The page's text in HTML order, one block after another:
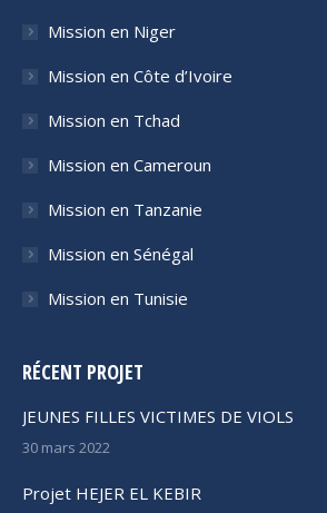
Mission en Niger
Mission en Côte d’Ivoire
Mission en Tchad
Mission en Cameroun
Mission en Tanzanie
Mission en Sénégal
Mission en Tunisie
RÉCENT PROJET
JEUNES FILLES VICTIMES DE VIOLS
30 mars 2022
Projet HEJER EL KEBIR